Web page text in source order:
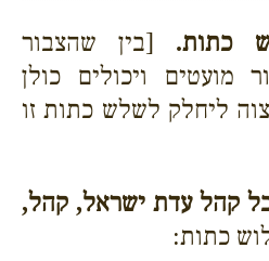
כתות. [בין שהצבור
מועטים ויכולים כולן
ליחלק לשלש כתות זו
קהל עדת ישראל, קהל,
כתות: